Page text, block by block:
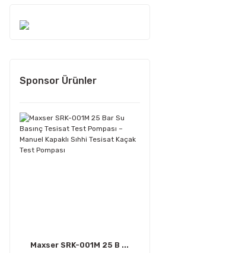
Sponsor Ürünler
Maxser SRK-001M 25 B ...